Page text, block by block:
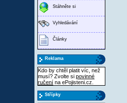
Stáhněte si
Vyhledávání
Články
Reklama
Kdo by chtěl platit víc, než
musí? Zvolte si povinné
ručení na ePojisteni.cz.
Střípky